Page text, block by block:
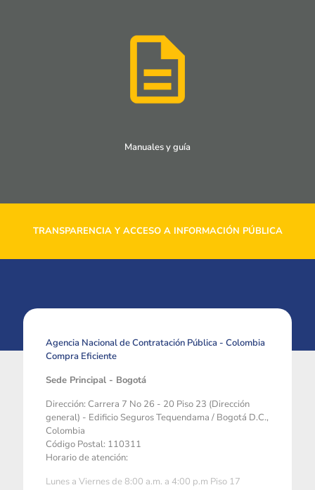
Manuales y guía
TRANSPARENCIA Y ACCESO A INFORMACIÓN PÚBLICA
Agencia Nacional de Contratación Pública - Colombia
Compra Eficiente
Sede Principal - Bogotá
Dirección: Carrera 7 No 26 - 20 Piso 23 (Dirección
general) - Edificio Seguros Tequendama / Bogotá D.C.,
Colombia
Código Postal: 110311
Horario de atención:
Lunes a Viernes de 8:00 a.m. a 4:00 p.m Piso 17